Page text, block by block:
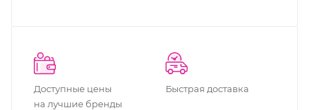
Доступные цены
на лучшие бренды
Быстрая доставка